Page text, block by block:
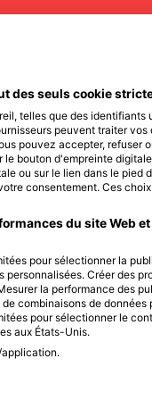
des seuls cookie
telles que des identifiants
peuvent traiter vos
pouvez accepter, refuser
le bouton d'empreinte
ou sur le lien dans le pied
consentement. Ces
du site Web
pour sélectionner la
Créer des
la performance des
combinaisons de données
pour sélectionner le
aux États-Unis.